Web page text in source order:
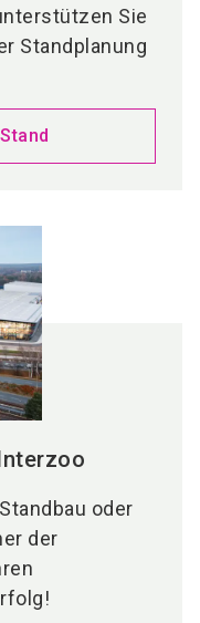
Sie
Standplanung
oder
der